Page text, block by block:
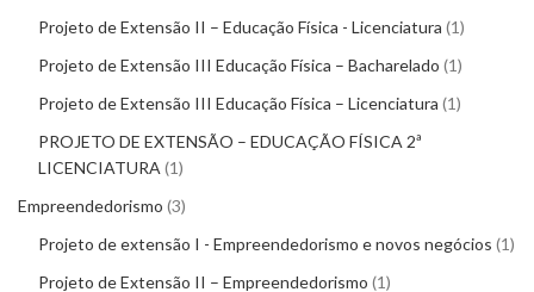
Projeto de Extensão II – Educação Física - Licenciatura 1
Projeto de Extensão III Educação Física – Bacharelado 1
Projeto de Extensão III Educação Física – Licenciatura 1
PROJETO DE EXTENSÃO – EDUCAÇÃO FÍSICA 2ª
LICENCIATURA 1
Empreendedorismo 3
Projeto de extensão I - Empreendedorismo e novos negócios 1
Projeto de Extensão II – Empreendedorismo 1